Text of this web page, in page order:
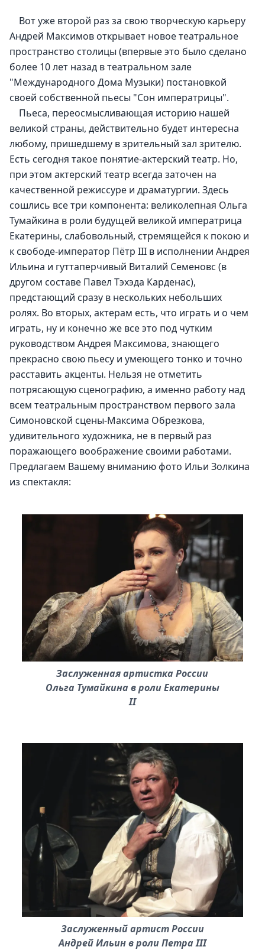
Вот уже второй раз за свою творческую карьеру
Андрей Максимов открывает новое театральное
пространство столицы (впервые это было сделано
более 10 лет назад в театральном зале
"Международного Дома Музыки) постановкой
своей собственной пьесы "Сон императрицы".
Пьеса, переосмысливающая историю нашей
великой страны, действительно будет интересна
любому, пришедшему в зрительный зал зрителю.
Есть сегодня такое понятие-актерский театр. Но,
при этом актерский театр всегда заточен на
качественной режиссуре и драматургии. Здесь
сошлись все три компонента: великолепная Ольга
Тумайкина в роли будущей великой императрица
Екатерины, слабовольный, стремящейся к покою и
к свободе-император Пётр III в исполнении Андрея
Ильина и гуттаперчивый Виталий Семеновс (в
другом составе Павел Тэхэда Карденас),
предстающий сразу в нескольких небольших
ролях. Во вторых, актерам есть, что играть и о чем
играть, ну и конечно же все это под чутким
руководством Андрея Максимова, знающего
прекрасно свою пьесу и умеющего тонко и точно
расставить акценты. Нельзя не отметить
потрясающую сценографию, а именно работу над
всем театральным пространством первого зала
Симоновской сцены-Максима Обрезкова,
удивительного художника, не в первый раз
поражающего воображение своими работами.
Предлагаем Вашему вниманию фото Ильи Золкина
из спектакля:
Заслуженная артистка России
Ольга Тумайкина в роли Екатерины
II
Заслуженный артист России
Андрей Ильин в роли Петра III